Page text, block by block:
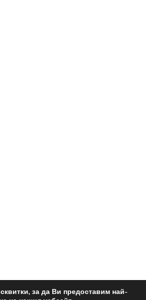
за да Ви предоставим най-